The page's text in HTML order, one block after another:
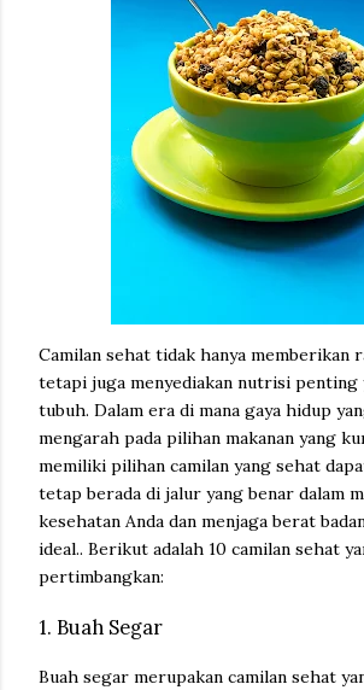
Camilan sehat tidak hanya memberikan
tetapi juga menyediakan nutrisi penting
tubuh. Dalam era di mana gaya hidup
mengarah pada pilihan makanan yang
memiliki pilihan camilan yang sehat
tetap berada di jalur yang benar dalam
kesehatan Anda dan menjaga berat
ideal.. Berikut adalah 10 camilan sehat
pertimbangkan:
1. Buah Segar
Buah segar merupakan camilan sehat